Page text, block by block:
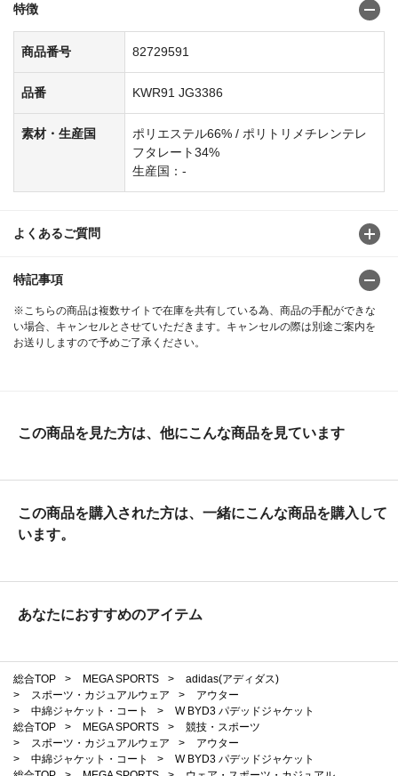
特徴
商品番号 82729591
品番 KWR91 JG3386
素材・生産国
ポリエステル66% / ポリトリメチレンテレ
フタレート34%
生産国：-
よくあるご質問
特記事項
※こちらの商品は複数サイトで在庫を共有している為、商品の手配ができな
い場合、キャンセルとさせていただきます。キャンセルの際は別途ご案内を
お送りしますので予めご了承ください。
この商品を見た方は、他にこんな商品を見ています
この商品を購入された方は、一緒にこんな商品を購入して
います。
あなたにおすすめのアイテム
総合TOP > MEGA SPORTS >
adidas(アディダス)
>
スポーツ・カジュアルウェア >
アウター
>
中綿ジャケット・コート >
W BYD3 パデッドジャケット
総合TOP
> MEGA SPORTS >
競技・スポーツ
>
スポーツ・カジュアルウェア >
アウター
>
中綿ジャケット・コート >
W BYD3 パデッドジャケット